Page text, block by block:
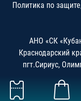
Политика по
АНО «СК
Краснодарский
пгт.Сириус,